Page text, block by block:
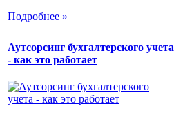
Подробнее »
Аутсорсинг бухгалтерского учета
- как это работает